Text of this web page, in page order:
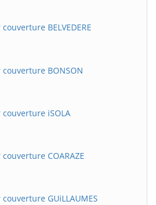
BELVEDERE
BONSON
iSOLA
COARAZE
GUiLLAUMES